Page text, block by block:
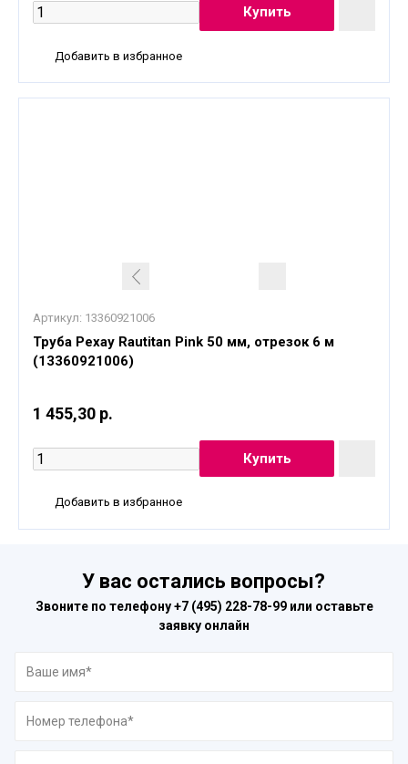
Добавить в избранное
Артикул: 13360921006
Труба Рехау Rautitan Pink 50 мм, отрезок 6 м
(13360921006)
1 455,30 р.
Добавить в избранное
У вас остались вопросы?
Звоните по телефону+7 (495) 228-78-99или оставьте
заявку онлайн